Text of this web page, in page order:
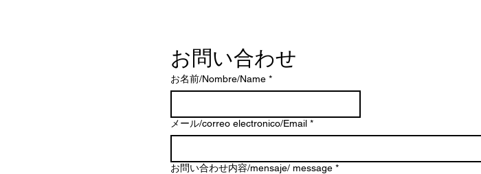
お名前/Nombre/Name *
メール/correo electronico/Email *
お問い合わせ内容/mensaje/ message *